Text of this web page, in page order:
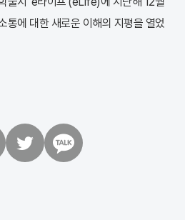
통에 대한 새로운 이해의 지평을 열었